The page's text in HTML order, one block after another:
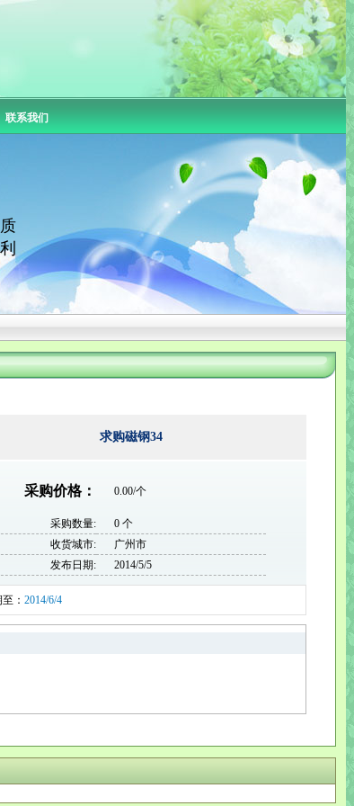
联系我们
求购磁钢34
采购价格： 0.00/个
采购数量:
0 个
收货城市:
广州市
发布日期:
2014/5/5
： 2014/6/4